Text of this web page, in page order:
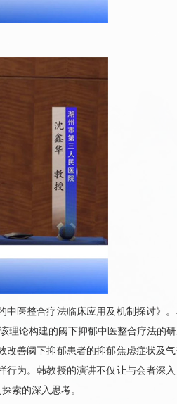
中医整合疗法临床应用及机制探讨》
理论构建的阈下抑郁中医整合疗法的
改善阈下抑郁患者的抑郁焦虑症状及
为。韩教授的演讲不仅让与会者深
索的深入思考。